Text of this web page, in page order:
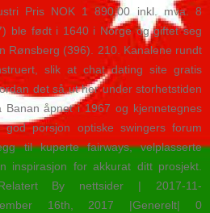
Pris NOK 1 890,00 inkl. mva. 8
ble født i 1640 i Norge og giftet seg
Rønsberg (396). 210. Kanalene rundt
slik at chat dating site gratis
det så ut her under storhetstiden
Banan åpnet i 1967 og kjennetegnes
porsjon optiske swingers forum
til kuperte fairways, velplasserte
inspirasjon for akkurat ditt prosjekt.
By nettsider | 2017-11-
16th, 2017 |Generelt| 0